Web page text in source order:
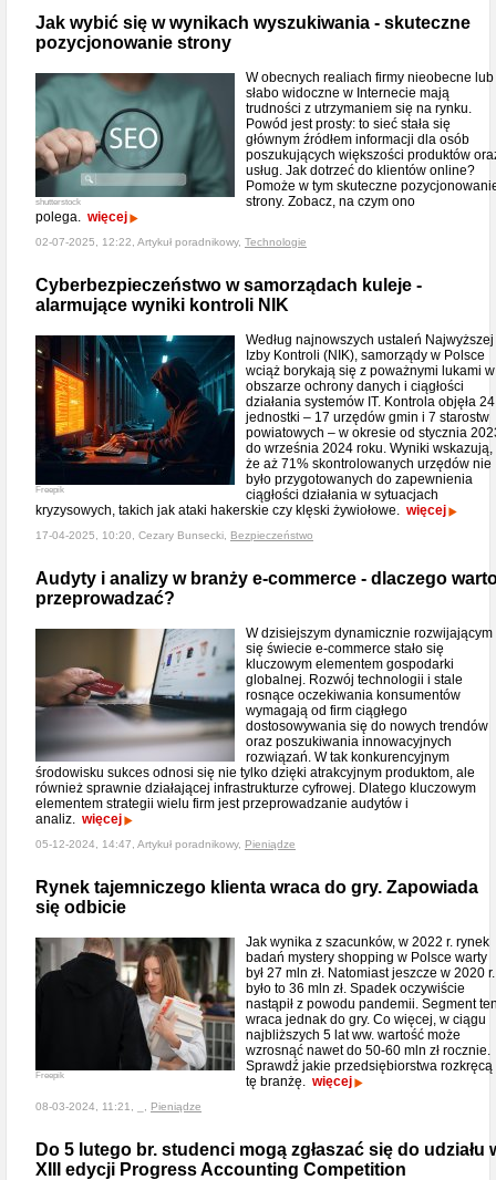
Jak wybić się w wynikach wyszukiwania - skuteczne
pozycjonowanie strony
shutterstock
W obecnych realiach firmy nieobecne lub
słabo widoczne w Internecie mają
trudności z utrzymaniem się na rynku.
Powód jest prosty: to sieć stała się
głównym źródłem informacji dla osób
poszukujących większości produktów
usług. Jak dotrzeć do klientów online?
Pomoże w tym skuteczne
strony. Zobacz, na czym ono
polega. więcej
02-07-2025, 12:22, Artykuł poradnikowy, Technologie
Cyberbezpieczeństwo w samorządach kuleje -
alarmujące wyniki kontroli NIK
Freepik
Według najnowszych ustaleń Najwyższej
Izby Kontroli (NIK), samorządy w Polsce
wciąż borykają się z poważnymi lukami w
obszarze ochrony danych i ciągłości
działania systemów IT. Kontrola objęła 24
jednostki – 17 urzędów gmin i 7 starostw
powiatowych – w okresie od stycznia
do września 2024 roku. Wyniki wskazują,
że aż 71% skontrolowanych urzędów nie
było przygotowanych do zapewnienia
ciągłości działania w sytuacjach
kryzysowych, takich jak ataki hakerskie czy klęski żywiołowe. więcej
17-04-2025, 10:20, Cezary Bunsecki, Bezpieczeństwo
Audyty i analizy w branży e-commerce - dlaczego
przeprowadzać?
W dzisiejszym dynamicznie rozwijającym
się świecie e-commerce stało się
kluczowym elementem gospodarki
globalnej. Rozwój technologii i stale
rosnące oczekiwania konsumentów
wymagają od firm ciągłego
dostosowywania się do nowych trendów
oraz poszukiwania innowacyjnych
rozwiązań. W tak konkurencyjnym
środowisku sukces odnosi się nie tylko dzięki atrakcyjnym produktom, ale
również sprawnie działającej infrastrukturze cyfrowej. Dlatego kluczowym
elementem strategii wielu firm jest przeprowadzanie audytów i
analiz. więcej
05-12-2024, 14:47, Artykuł poradnikowy, Pieniądze
Rynek tajemniczego klienta wraca do gry. Zapowiada
się odbicie
Freepik
Jak wynika z szacunków, w 2022 r. rynek
badań mystery shopping w Polsce warty
był 27 mln zł. Natomiast jeszcze w 2020 r.
było to 36 mln zł. Spadek oczywiście
nastąpił z powodu pandemii. Segment
wraca jednak do gry. Co więcej, w ciągu
najbliższych 5 lat ww. wartość może
wzrosnąć nawet do 50-60 mln zł rocznie.
Sprawdź jakie przedsiębiorstwa rozkręcą
tę branżę. więcej
08-03-2024, 11:21, _, Pieniądze
Do 5 lutego br. studenci mogą zgłaszać się do udziału
XIII edycji Progress Accounting Competition